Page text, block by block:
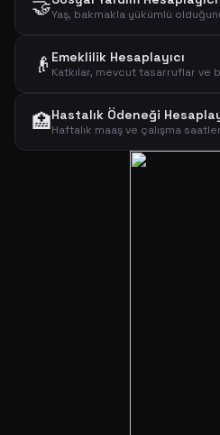
🤝
👴 Emeklilik Hesaplayıcı
🏥Hastalık Ödeneği